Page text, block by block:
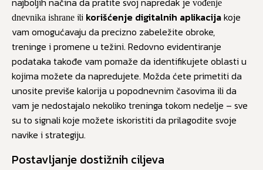
vođenje
dnevnika ishrane ili korišćenje digitalnih aplikacijakoje
vam omogućavaju da precizno zabeležite obroke,
treninge i promene u težini. Redovno evidentiranje
podataka takođe vam pomaže da identifikujete oblasti u
kojima možete da napredujete. Možda ćete primetiti da
unosite previše kalorija u popodnevnim časovima ili da
vam je nedostajalo nekoliko treninga tokom nedelje – sve
su to signali koje možete iskoristiti da prilagodite svoje
navike i strategiju.
Postavljanje dostižnih ciljeva